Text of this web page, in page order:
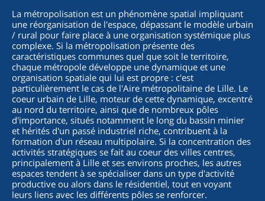
La métropolisation est un phénomène spatial impliquant
une réorganisation de l'espace, dépassant le modèle urbain
/ rural pour faire place à une organisation systémique plus
complexe. Si la métropolisation présente des
caractéristiques communes quel que soit le territoire,
chaque métropole développe une dynamique et une
organisation spatiale qui lui est propre : c'est
particulièrement le cas de l'Aire métropolitaine de Lille. Le
coeur urbain de Lille, moteur de cette dynamique, excentré
au nord du territoire, ainsi que de nombreux pôles
d'importance, situés notamment le long du bassin minier
et hérités d'un passé industriel riche, contribuent à la
formation d'un réseau multipolaire. Si la concentration des
activités stratégiques se fait au coeur des villes centres,
principalement à Lille et ses environs proches, les autres
espaces tendent à se spécialiser dans un type d'activité
productive ou alors dans le résidentiel, tout en voyant
leurs liens avec les différents pôles se renforcer.